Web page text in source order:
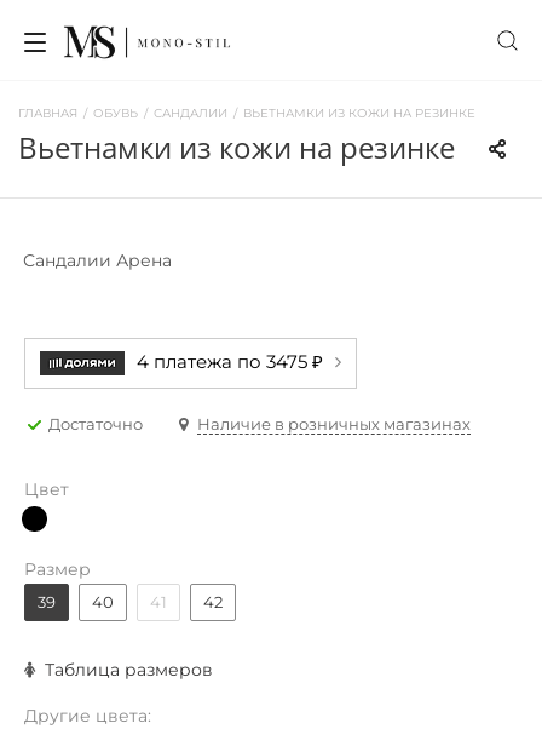
ГЛАВНАЯ / ОБУВЬ / САНДАЛИИ / ВЬЕТНАМКИ ИЗ КОЖИ НА РЕЗИНКЕ
вьетнамки из кожи на резинке
Сандалии Арена
4 платежа по 3475 ₽
Достаточно Наличие в розничных магазинах
Цвет
Размер
39 40 41 42
Таблица размеров
Другие цвета: